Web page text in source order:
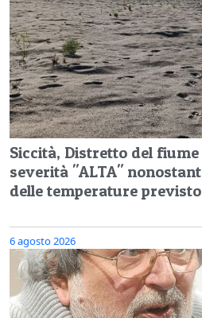
Siccità, Distretto del
severità "ALTA"
delle temperature
6 agosto 2026